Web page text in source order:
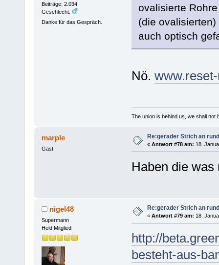
Beiträge: 2.034
Geschlecht:
Danke für das Gespräch.
ovalisierte
(die
auch optisch
Nö.
The union is behind us, we shall not
marple
Gast
Re:gerader Strich an
« Antwort #78 am: 18.
Haben die
nigel48
Supermann
Held Mitglied
Re:gerader Strich an
« Antwort #79 am: 18.
http://
besteht-aus-